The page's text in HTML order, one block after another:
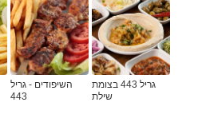
גריל 443 בצומת
שילת
השיפודים - גריל
443